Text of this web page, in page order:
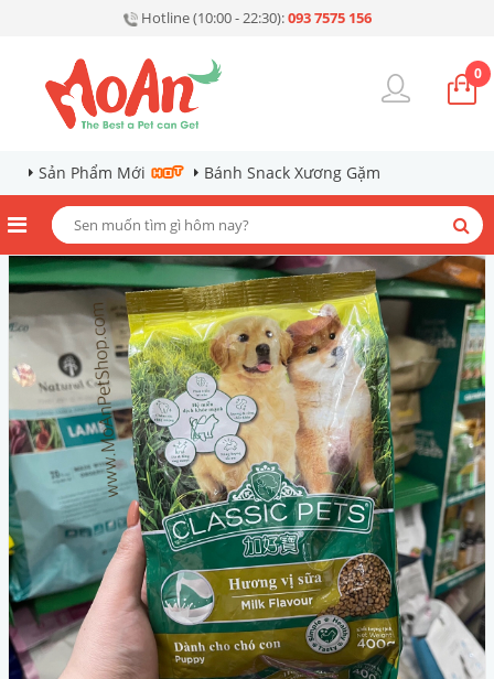
Hotline (10:00 - 22:30):093 7575 156
0
Sản Phẩm Mới Bánh Snack Xương Gặm